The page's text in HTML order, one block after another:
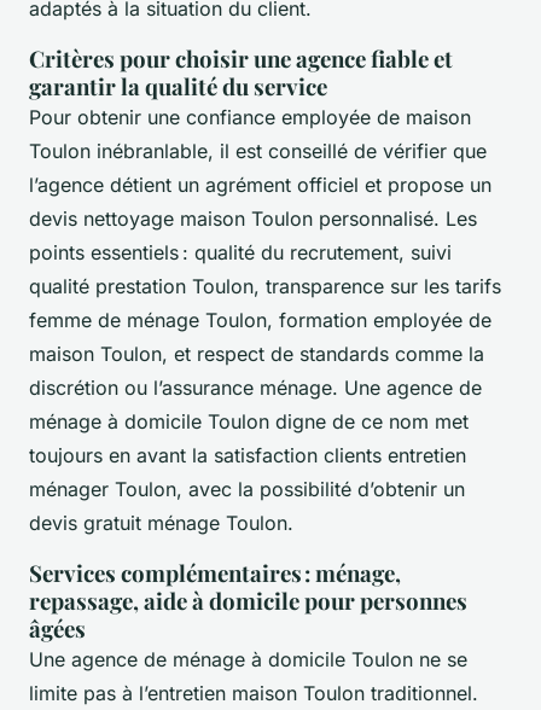
adaptés à la situation du client.
Critères pour choisir une agence fiable et
garantir la qualité du service
Pour obtenir une confiance employée de maison
Toulon inébranlable, il est conseillé de vérifier que
l’agence détient un agrément officiel et propose un
devis nettoyage maison Toulon personnalisé. Les
points essentiels : qualité du recrutement, suivi
qualité prestation Toulon, transparence sur les tarifs
femme de ménage Toulon, formation employée de
maison Toulon, et respect de standards comme la
discrétion ou l’assurance ménage. Une agence de
ménage à domicile Toulon digne de ce nom met
toujours en avant la satisfaction clients entretien
ménager Toulon, avec la possibilité d’obtenir un
devis gratuit ménage Toulon.
Services complémentaires : ménage,
repassage, aide à domicile pour personnes
âgées
Une agence de ménage à domicile Toulon ne se
limite pas à l’entretien maison Toulon traditionnel.